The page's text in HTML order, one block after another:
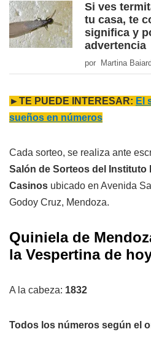
Si ves
tu casa, te
significa y
advertencia
por Martina
►TE PUEDE INTERESAR: El
sueños en números
Cada sorteo, se realiza ante
Salón de Sorteos del
Casinos ubicado en Avenida
Godoy Cruz, Mendoza.
Quiniela de
la Vespertina de
A la cabeza: 1832
Todos los números según el